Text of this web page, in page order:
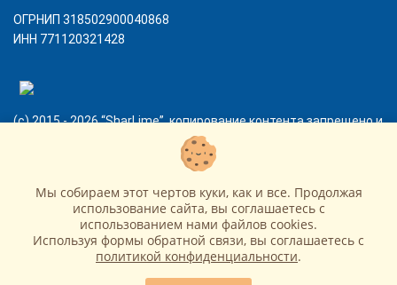
ОГРНИП 318502900040868
ИНН 771120321428
(с) 2015 - 2026 “SharLime”, копирование контента запрещено и
Мы собираем этот чертов куки, как и все. Продолжая
использование сайта, вы соглашаетесь c
использованием нами файлов cookies.
Используя формы обратной связи, вы соглашаетесь с
политикой конфиденциальности.